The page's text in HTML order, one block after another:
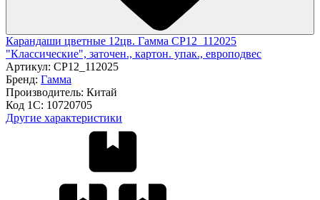
Карандаши цветные 12цв. Гамма CP12_112025
"Классические", заточен., картон. упак., европодвес
Артикул: CP12_112025
Бренд: Гамма
Производитель: Китай
Код 1С: 10720705
Другие характеристики